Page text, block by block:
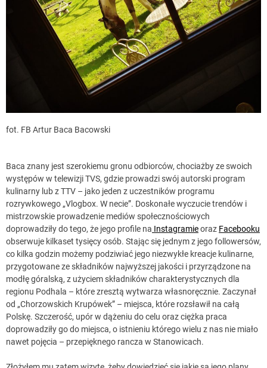
fot. FB Artur Baca Bacowski
Baca znany jest szerokiemu gronu odbiorców, chociażby ze swoich
występów w telewizji TVS, gdzie prowadzi swój autorski program
kulinarny lub z TTV – jako jeden z uczestników programu
rozrywkowego „Vlogbox. W necie”. Doskonałe wyczucie trendów i
mistrzowskie prowadzenie mediów społecznościowych
doprowadziły do tego, że jego profile na Instagramieoraz Facebooku
obserwuje kilkaset tysięcy osób. Stając się jednym z jego followersów,
co kilka godzin możemy podziwiać jego niezwykłe kreacje kulinarne,
przygotowane ze składników najwyższej jakości i przyrządzone na
modłę góralską, z użyciem składników charakterystycznych dla
regionu Podhala – które zresztą wytwarza własnoręcznie. Zaczynał
od „Chorzowskich Krupówek” – miejsca, które rozsławił na całą
Polskę. Szczerość, upór w dążeniu do celu oraz ciężka praca
doprowadziły go do miejsca, o istnieniu którego wielu z nas nie miało
nawet pojęcia – przepięknego rancza w Stanowicach.